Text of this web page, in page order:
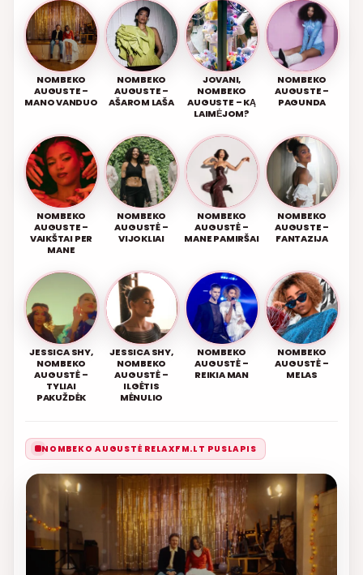
NOMBEKO
AUGUSTE –
MANO VANDUO
NOMBEKO
AUGUSTE –
AŠAROM LAŠA
JOVANI,
NOMBEKO
AUGUSTE – KĄ
LAIMĖJOM?
NOMBEKO
AUGUSTE –
PAGUNDA
NOMBEKO
AUGUSTE –
VAIKŠTAI PER
MANE
NOMBEKO
AUGUSTĖ –
VIJOKLIAI
NOMBEKO
AUGUSTĖ –
MANE PAMIRŠAI
NOMBEKO
AUGUSTE –
FANTAZIJA
JESSICA SHY,
NOMBEKO
AUGUSTĖ –
TYLIAI
PAKUŽDĖK
JESSICA SHY,
NOMBEKO
AUGUSTĖ –
ILGĖTIS
MĖNULIO
NOMBEKO
AUGUSTĖ –
REIKIA MAN
NOMBEKO
AUGUSTĖ –
MELAS
NOMBEKO AUGUSTĖ RELAXFM.LT PUSLAPIS